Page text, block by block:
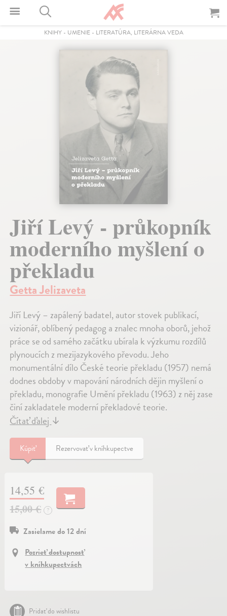
KNIHY- UMENIE- LITERATÚRA, LITERÁRNA VEDA
Jiří Levý - průkopník
moderního myšlení o
překladu
Getta Jelizaveta
Jiří Levý – zapálený badatel, autor stovek publikací,
vizionář, oblíbený pedagog a znalec mnoha oborů, jehož
práce se od samého začátku ubírala k výzkumu rozdílů
plynoucích z mezijazykového převodu. Jeho
monumentální dílo České teorie překladu (1957) nemá
dodnes obdoby v mapování národních dějin myšlení o
překladu, monografie Umění překladu (1963) z něj zase
činí zakladatele moderní překladové teorie.
Čítať ďalej↓
Kúpiť Rezervovať v kníhkupectve
14,55 €
15,00 €
?
Zasielame do 12 dní
Pozrieť dostupnosť
v kníhkupectvách
Pridať do wishlistu